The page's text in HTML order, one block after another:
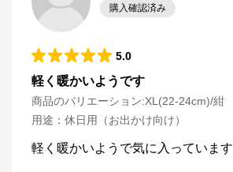
購入確認済み
5.0
軽く暖かいようです
商品のバリエーション:XL(22-24cm)/紺
用途 ： 休日用（お出かけ向け）
軽く暖かいようで気に入っています